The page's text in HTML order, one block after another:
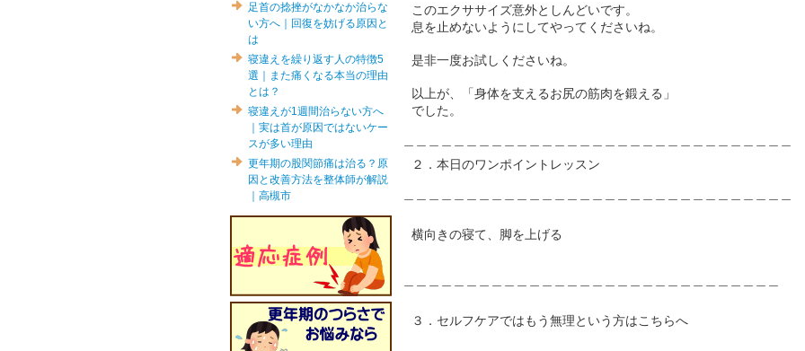
このエクササイズ意外としんどいです。
息を止めないようにしてやってくださいね。
是非一度お試しくださいね。
以上が、「身体を支えるお尻の筋肉を鍛える」
でした。
２．本日のワンポイントレッスン
横向きの寝て、脚を上げる
３．セルフケアではもう無理という方はこちらへ
足首の捻挫がなかなか治らな
い方へ｜回復を妨げる原因と
は
寝違えを繰り返す人の特徴5
選｜また痛くなる本当の理由
とは？
寝違えが1週間治らない方へ
｜実は首が原因ではないケー
スが多い理由
更年期の股関節痛は治る？原
因と改善方法を整体師が解説
｜高槻市